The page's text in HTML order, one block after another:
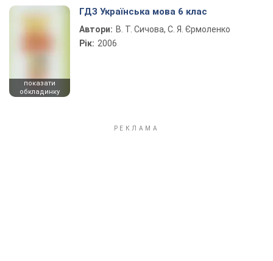
показати
обкладинку
ГДЗ Українська мова 6 клас
Автори: В. Т. Сичова, С. Я. Єрмоленко
Рік: 2006